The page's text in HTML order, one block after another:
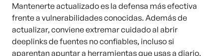
Mantenerte actualizado es la defensa más efectiva
frente a vulnerabilidades conocidas. Además de
actualizar, conviene extremar cuidado al abrir
deeplinks de fuentes no confiables, incluso si
aparentan apuntar a herramientas que usas a diario.